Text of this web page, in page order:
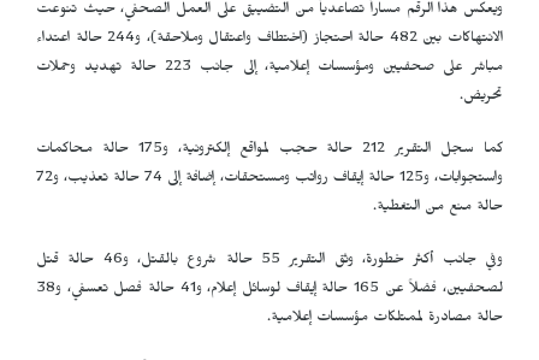
ويعكس هذا الرقم مساراً تصاعدياً من التضييق على العمل الصحفي، حيث تنوعت
الانتهاكات بين 482 حالة احتجاز (اختطاف واعتقال وملاحقة)، و244 حالة اعتداء
مباشر على صحفيين ومؤسسات إعلامية، إلى جانب 223 حالة تهديد وحملات
تحريض.
كما سجل التقرير 212 حالة حجب لمواقع إلكترونية، و175 حالة محاكمات
واستجوابات، و125 حالة إيقاف رواتب ومستحقات، إضافة إلى 74 حالة تعذيب، و72
حالة منع من التغطية.
وفي جانب أكثر خطورة، وثق التقرير 55 حالة شروع بالقتل، و46 حالة قتل
لصحفيين، فضلاً عن 165 حالة إيقاف لوسائل إعلام، و41 حالة فصل تعسفي، و38
حالة مصادرة لممتلكات مؤسسات إعلامية.